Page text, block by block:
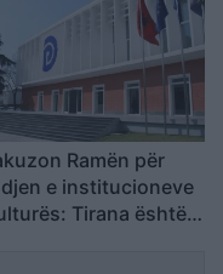
qëndron te
Ramën për
e institucioneve
Tirana është